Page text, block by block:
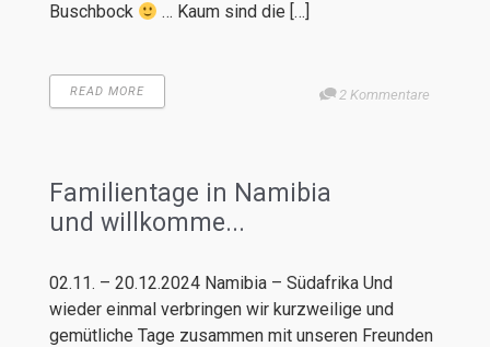
Buschbock
… Kaum sind die […]
READ MORE 2 Kommentare
Familientage in Namibia
und willkomme...
02.11. – 20.12.2024 Namibia – Südafrika Und
wieder einmal verbringen wir kurzweilige und
gemütliche Tage zusammen mit unseren Freunden